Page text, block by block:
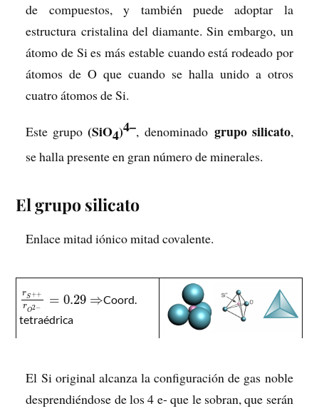
de compuestos, y también puede adoptar la
estructura cristalina del diamante. Sin embargo, un
átomo de Si es más estable cuando está rodeado por
átomos de O que cuando se halla unido a otros
cuatro átomos de Si.
Este grupo(SiO4)4–, denominado grupo silicato,
se halla presente en gran número de minerales.
El grupo silicato
Enlace mitad iónico mitad covalente.
rS++
rO2−
= 0.29 ⇒Coord.
tetraédrica
El Si original alcanza la configuración de gas noble
desprendiéndose de los 4 e- que le sobran, que serán